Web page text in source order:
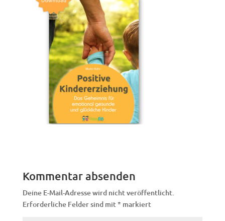
Kommentar absenden
Deine E-Mail-Adresse wird nicht veröffentlicht.
Erforderliche Felder sind mit* markiert